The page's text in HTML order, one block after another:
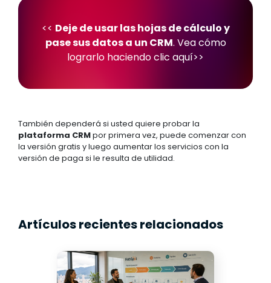
<< Deje de usar las hojas de cálculo y
pase sus datos a un CRM. Vea cómo
lograrlo haciendo clic aquí>>
También dependerá si usted quiere probar la
plataforma CRMpor primera vez, puede comenzar con
la versión gratis y luego aumentar los servicios con la
versión de paga si le resulta de utilidad.
Artículos recientes relacionados